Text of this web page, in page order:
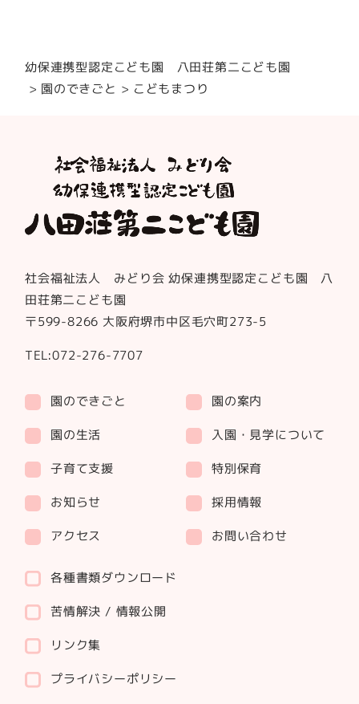
幼保連携型認定こども園 八田荘第二こども園
園のできごと こどもまつり
社会福祉法人 みどり会 幼保連携型認定こども園 八
田荘第二こども園
〒599-8266 大阪府堺市中区毛穴町273-5
TEL:072-276-7707
園のできごと
園の案内
園の生活
入園・見学について
子育て支援
特別保育
お知らせ
採用情報
アクセス
お問い合わせ
各種書類ダウンロード
苦情解決 / 情報公開
リンク集
プライバシーポリシー